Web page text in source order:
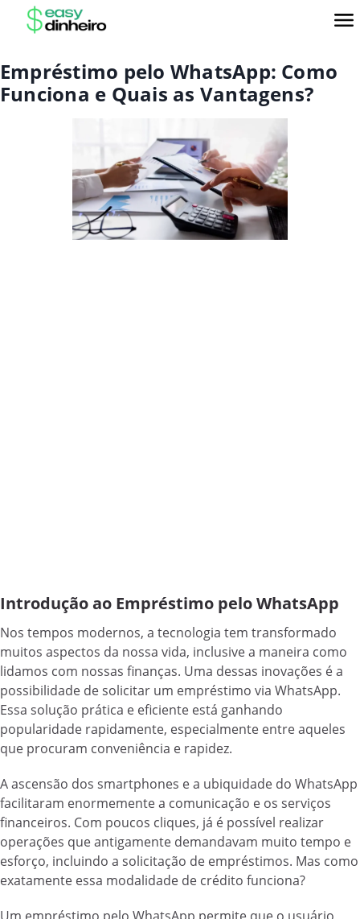
Empréstimo pelo WhatsApp: Como
Funciona e Quais as Vantagens?
Introdução ao Empréstimo pelo WhatsApp
Nos tempos modernos, a tecnologia tem transformado
muitos aspectos da nossa vida, inclusive a maneira como
lidamos com nossas finanças. Uma dessas inovações é a
possibilidade de solicitar um empréstimo via WhatsApp.
Essa solução prática e eficiente está ganhando
popularidade rapidamente, especialmente entre aqueles
que procuram conveniência e rapidez.
A ascensão dos smartphones e a ubiquidade do WhatsApp
facilitaram enormemente a comunicação e os serviços
financeiros. Com poucos cliques, já é possível realizar
operações que antigamente demandavam muito tempo e
esforço, incluindo a solicitação de empréstimos. Mas como
exatamente essa modalidade de crédito funciona?